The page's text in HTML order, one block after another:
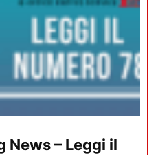
News – Leggi il